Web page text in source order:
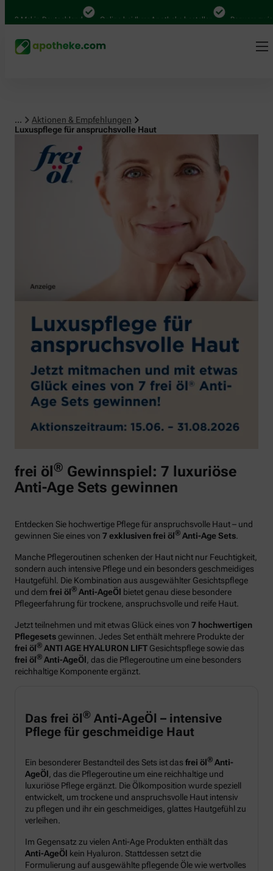
in Deutschland Online bei Ihrer Apotheke bestellen Bequem
...
Aktionen & Empfehlungen
Luxuspflege für anspruchsvolle Haut
frei öl ® Gewinnspiel: 7 luxuriöse
Anti-Age Sets gewinnen
Entdecken Sie hochwertige Pflege für anspruchsvolle Haut – und
gewinnen Sie eines von 7 exklusiven frei öl® Anti-Age Sets
Manche Pflegeroutinen schenken der Haut nicht nur Feuchtigkeit,
sondern auch intensive Pflege und ein besonders geschmeidiges
Hautgefühl. Die Kombination aus ausgewählter Gesichtspflege
und dem frei öl® Anti-AgeÖl bietet genau diese besondere
Pflegeerfahrung für trockene, anspruchsvolle und reife Haut.
Jetzt teilnehmen und mit etwas Glück eines von 7 hochwertigen
Pflegesetsgewinnen. Jedes Set enthält mehrere Produkte der
frei öl® ANTI AGE HYALURON LIFT Gesichtspflege sowie das
frei öl® Anti-AgeÖl , das die Pflegeroutine um eine besonders
reichhaltige Komponente ergänzt.
Das frei öl® Anti-AgeÖl – intensive
Pflege für geschmeidige Haut
Ein besonderer Bestandteil des Sets ist das frei öl® Anti-
AgeÖl, das die Pflegeroutine um eine reichhaltige und
luxuriöse Pflege ergänzt. Die Ölkomposition wurde speziell
entwickelt, um trockene und anspruchsvolle Haut intensiv
zu pflegen und ihr ein geschmeidiges, glattes Hautgefühl zu
verleihen.
Im Gegensatz zu vielen Anti-Age Produkten enthält das
Anti-AgeÖl kein Hyaluron. Stattdessen setzt die
Formulierung auf ausgewählte pflegende Öle wie wertvolles